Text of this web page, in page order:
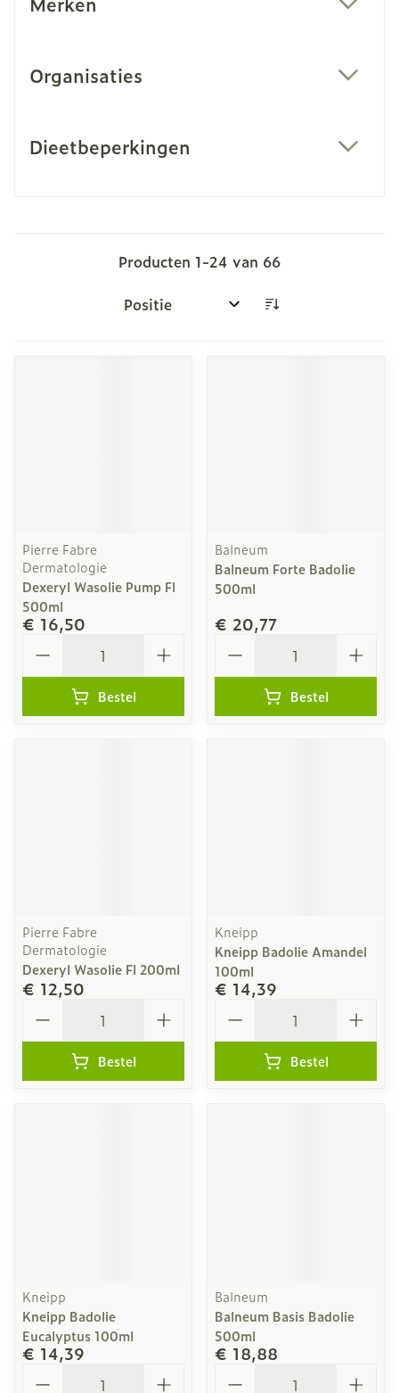
Organisaties
Dieetbeperkingen
Producten 1-24 van 66
Sorteer op:
Pierre Fabre
Dermatologie
Dexeryl Wasolie Pump Fl
500ml
€ 16,50
Bestel
Balneum
Balneum Forte Badolie
500ml
€ 20,77
Bestel
Pierre Fabre
Dermatologie
Dexeryl Wasolie Fl 200ml
€ 12,50
Bestel
Kneipp
Kneipp Badolie Amandel
100ml
€ 14,39
Bestel
Kneipp
Kneipp Badolie
Eucalyptus 100ml
€ 14,39
Balneum
Balneum Basis Badolie
500ml
€ 18,88